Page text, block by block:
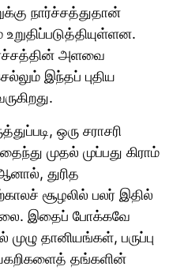
நார்ச்சத்துதான்
அளவை
இந்தப் புதிய
ஒரு சராசரி
முதல் முப்பது கிராம்
துரித
சூழலில் பலர் இதில்
இதைப் போக்கவே
தானியங்கள், பருப்பு
தங்களின்